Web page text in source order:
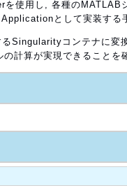
使用し, 各種のMATLAB
として実装する
Singularityコンテナに変
計算が実現できることを